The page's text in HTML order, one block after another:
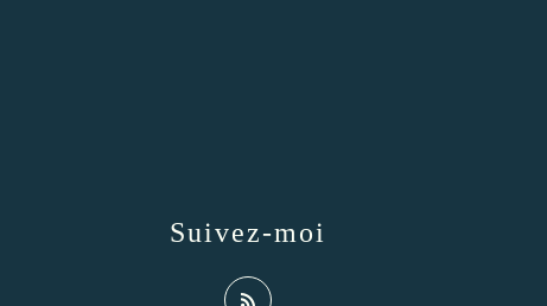
Suivez-moi